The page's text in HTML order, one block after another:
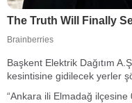
Başkent Elektrik Dağıtım
kesintisine gidilecek yerler
“Ankara ili Elmadağ